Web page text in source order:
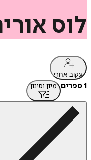
לוס
עקוב אחרי
1 ספרים מיון וסינון